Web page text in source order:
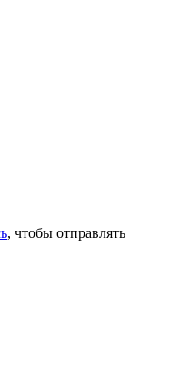
, чтобы отправлять